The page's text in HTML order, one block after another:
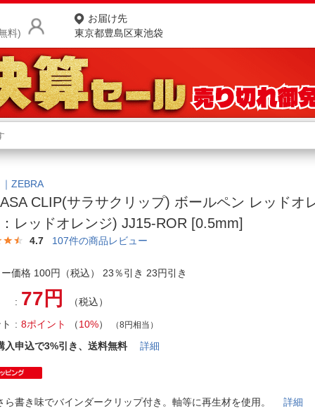
料)
お届け先
東京都豊島区東池袋
商品をさがす
ランキングからさがす
ご利用ガイド
よくある質問・お問合せ
ご利用規約
ZEBRA
CLIP(サラサクリップ) ボールペン レッドオ
レッドオレンジ) JJ15-ROR [0.5mm]
4.7 107件の商品レビュー
価格 100円（税込） 23％引き 23円引き
77円
（税込）
8ポイント （10%） （8円相当）
入申込で3%引き、送料無料詳細
ら書き味でバインダークリップ付き。軸等に再生材を使用。詳細